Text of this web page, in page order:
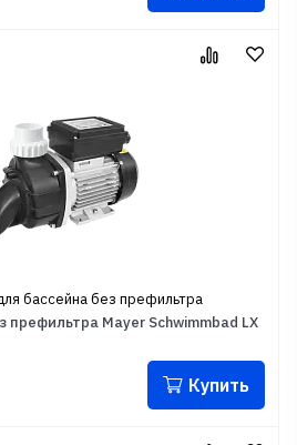
бассейна без префильтра
префильтра Mayer Schwimmbad LX
Купить